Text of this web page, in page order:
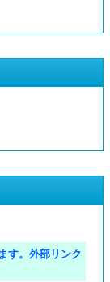
す。外部リンク